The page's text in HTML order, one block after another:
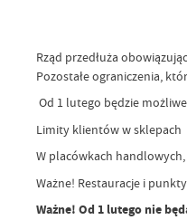
Rząd przedłuża
Pozostałe ograniczenia,
Od 1 lutego będzie
Limity klientów w sklepach
W placówkach
Ważne! Restauracje i
Ważne! Od 1 lutego nie